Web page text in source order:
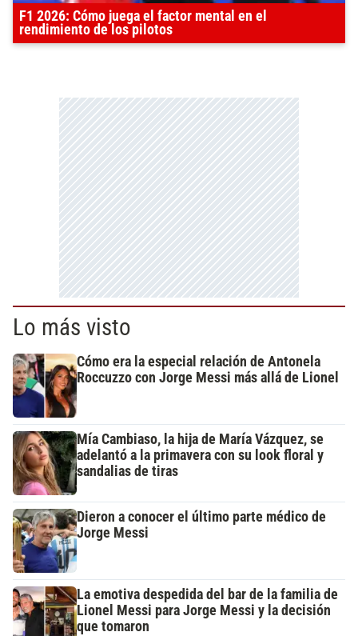
F1 2026: Cómo juega el factor mental en el
rendimiento de los pilotos
Lo más visto
Cómo era la especial relación de Antonela
Roccuzzo con Jorge Messi más allá de Lionel
Mía Cambiaso, la hija de María Vázquez, se
adelantó a la primavera con su look floral y
sandalias de tiras
Dieron a conocer el último parte médico de
Jorge Messi
La emotiva despedida del bar de la familia de
Lionel Messi para Jorge Messi y la decisión
que tomaron